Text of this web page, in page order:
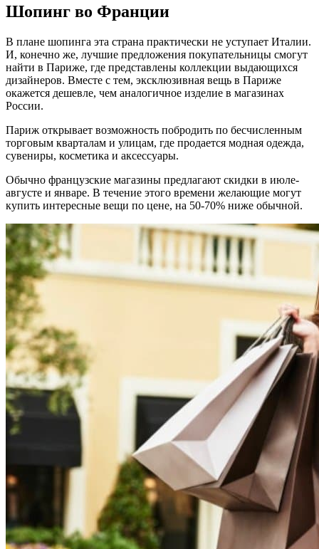
Шопинг во Франции
В плане шопинга эта страна практически не уступает Италии.
И, конечно же, лучшие предложения покупательницы смогут
найти в Париже, где представлены коллекции выдающихся
дизайнеров. Вместе с тем, эксклюзивная вещь в Париже
окажется дешевле, чем аналогичное изделие в магазинах
России.
Париж открывает возможность побродить по бесчисленным
торговым кварталам и улицам, где продается модная одежда,
сувениры, косметика и аксессуары.
Обычно французские магазины предлагают скидки в июле-
августе и январе. В течение этого времени желающие могут
купить интересные вещи по цене, на 50-70% ниже обычной.